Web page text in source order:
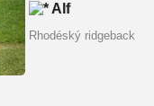
Alf
Rhodéský ridgeback